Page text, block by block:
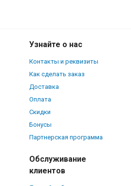
Узнайте о нас
Контакты и реквизиты
Как сделать заказ
Доставка
Оплата
Скидки
Бонусы
Партнерская программа
Обслуживание
клиентов